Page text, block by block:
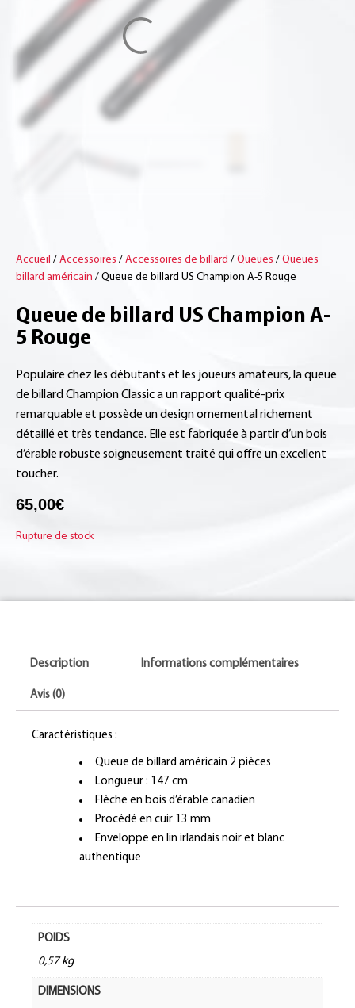
Accueil / Accessoires / Accessoires de billard / Queues / Queues
billard américain / Queue de billard US Champion A-5 Rouge
Queue de billard US Champion A-
5 Rouge
Populaire chez les débutants et les joueurs amateurs, la queue
de billard Champion Classic a un rapport qualité-prix
remarquable et possède un design ornemental richement
détaillé et très tendance. Elle est fabriquée à partir d’un bois
d’érable robuste soigneusement traité qui offre un excellent
toucher.
65,00€
Rupture de stock
Description Informations complémentaires
Avis (0)
Caractéristiques :
Queue de billard américain 2 pièces
Longueur : 147 cm
Flèche en bois d’érable canadien
Procédé en cuir 13 mm
Enveloppe en lin irlandais noir et blanc
authentique
POIDS
0,57 kg
DIMENSIONS